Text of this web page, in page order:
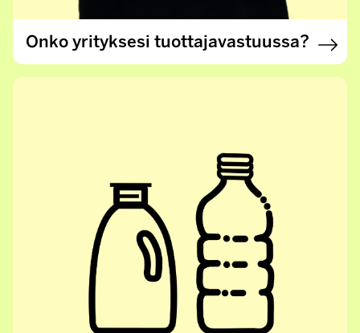
Onko yrityksesi tuottajavastuussa?